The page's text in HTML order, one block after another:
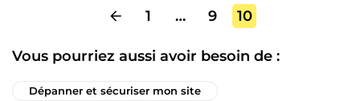
1 … 9 10
Vous pourriez aussi avoir besoin de :
Dépanner et sécuriser mon site